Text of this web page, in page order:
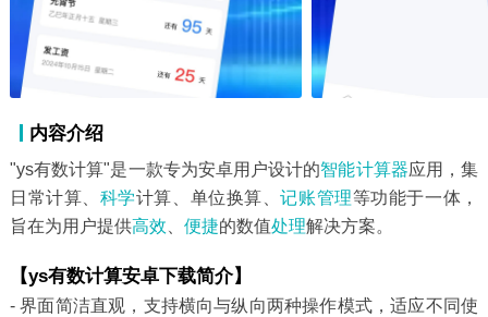
内容介绍
"ys有数计算"是一款专为安卓用户设计的智能计算器应用，集
日常计算、 科学计算、单位换算、记账管理等功能于一体，
旨在为用户提供高效、 便捷的数值处理解决方案。
【ys有数计算安卓下载简介】
- 界面简洁直观，支持横向与纵向两种操作模式，适应不同使